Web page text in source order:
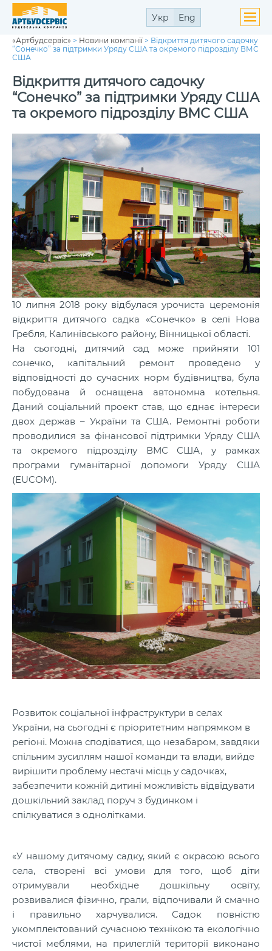
Укр Eng
«Артбудсервіс» > Новини компанії > Відкриття дитячого садочку
“Сонечко” за підтримки Уряду США та окремого підрозділу ВМС
США
Відкриття дитячого садочку
“Сонечко” за підтримки Уряду США
та окремого підрозділу ВМС США
10 липня 2018 року відбулася урочиста церемонія
відкриття дитячого садка «Сонечко» в селі Нова
Гребля, Калинівського району, Вінницької області.
На сьогодні, дитячий сад може прийняти 101
сонечко, капітальний ремонт проведено у
відповідності до сучасних норм будівництва, була
побудована й оснащена автономна котельня.
Даний соціальний проект став, що єднає інтереси
двох держав – України та США. Ремонтні роботи
проводилися за фінансової підтримки Уряду США
та окремого підрозділу ВМС США, у рамках
програми гуманітарної допомоги Уряду США
(EUCOM).
Розвиток соціальної інфраструктури в селах
України, на сьогодні є пріоритетним напрямком в
регіоні. Можна сподіватися, що незабаром, завдяки
спільним зусиллям нашої команди та влади, вийде
вирішити проблему нестачі місць у садочках,
забезпечити кожній дитині можливість відвідувати
дошкільний заклад поруч з будинком і
спілкуватися з однолітками.
«У нашому дитячому садку, який є окрасою всього
села, створені всі умови для того, щоб діти
отримували необхідне дошкільну освіту,
розвивалися фізично, грали, відпочивали й смачно
і правильно харчувалися. Садок повністю
укомплектований сучасною технікою та екологічно
чистої меблями, на прилеглій території виконано